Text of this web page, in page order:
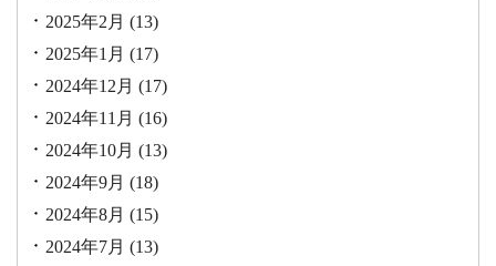
2025年2月 (13)
2025年1月 (17)
2024年12月 (17)
2024年11月 (16)
2024年10月 (13)
2024年9月 (18)
2024年8月 (15)
2024年7月 (13)